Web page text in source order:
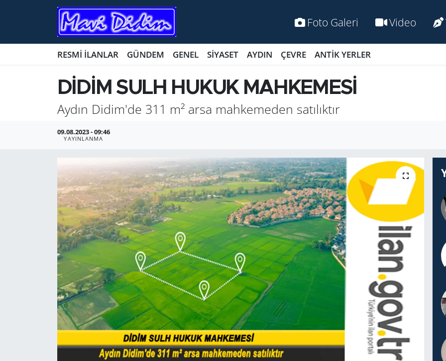
Foto Galeri Video
RESMİ İLANLAR GÜNDEM GENEL SİYASET AYDIN ÇEVRE ANTİK YERLER
DİDİM SULH HUKUK MAHKEMESİ
Aydın Didim'de 311 m² arsa mahkemeden satılıktır
09.08.2023 - 09:46
YAYINLANMA
ANTİK YERLER
BİLİM VE TEKNOLOJİ
EKONOMİ
GÜNDEM
HABERDE İNSAN
KÜLTÜR SANAT
MAGAZİN
POLİTİKA
Nöbetçi Eczaneler
Namaz Vakitleri
Trafik Durumu
Süper Lig Puan Durumu ve Fikstür
Son Dakika Haberleri
Haber Arşivi